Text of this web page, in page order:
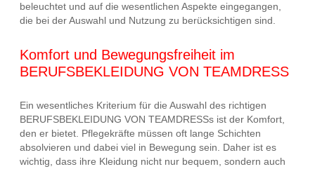
beleuchtet und auf die wesentlichen Aspekte eingegangen,
die bei der Auswahl und Nutzung zu berücksichtigen sind.
Komfort und Bewegungsfreiheit im
BERUFSBEKLEIDUNG VON TEAMDRESS
Ein wesentliches Kriterium für die Auswahl des richtigen
BERUFSBEKLEIDUNG VON TEAMDRESSs ist der Komfort,
den er bietet. Pflegekräfte müssen oft lange Schichten
absolvieren und dabei viel in Bewegung sein. Daher ist es
wichtig, dass ihre Kleidung nicht nur bequem, sondern auch